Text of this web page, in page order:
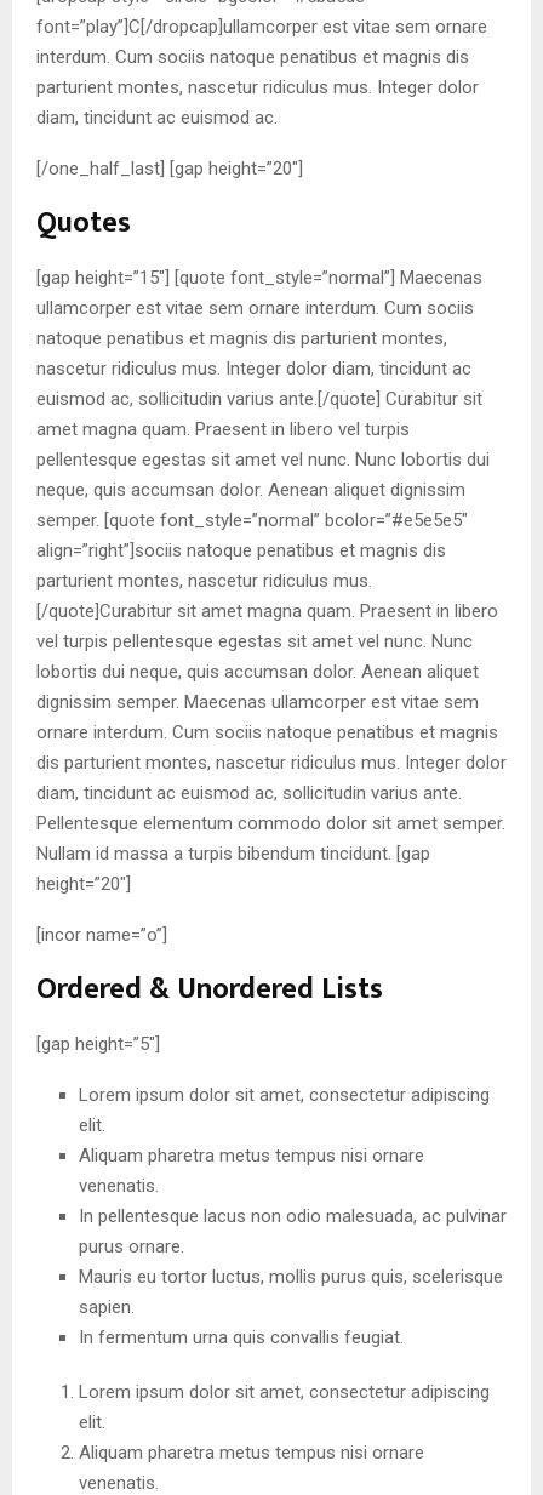
font=”play”]C[/dropcap]ullamcorper est vitae sem ornare
interdum. Cum sociis natoque penatibus et magnis dis
parturient montes, nascetur ridiculus mus. Integer dolor
diam, tincidunt ac euismod ac.
[/one_half_last] [gap height=”20″]
Quotes
[gap height=”15″] [quote font_style=”normal”] Maecenas
ullamcorper est vitae sem ornare interdum. Cum sociis
natoque penatibus et magnis dis parturient montes,
nascetur ridiculus mus. Integer dolor diam, tincidunt ac
euismod ac, sollicitudin varius ante.[/quote] Curabitur sit
amet magna quam. Praesent in libero vel turpis
pellentesque egestas sit amet vel nunc. Nunc lobortis dui
neque, quis accumsan dolor. Aenean aliquet dignissim
semper. [quote font_style=”normal” bcolor=”#e5e5e5″
align=”right”]sociis natoque penatibus et magnis dis
parturient montes, nascetur ridiculus mus.
[/quote]Curabitur sit amet magna quam. Praesent in libero
vel turpis pellentesque egestas sit amet vel nunc. Nunc
lobortis dui neque, quis accumsan dolor. Aenean aliquet
dignissim semper. Maecenas ullamcorper est vitae sem
ornare interdum. Cum sociis natoque penatibus et magnis
dis parturient montes, nascetur ridiculus mus. Integer dolor
diam, tincidunt ac euismod ac, sollicitudin varius ante.
Pellentesque elementum commodo dolor sit amet semper.
Nullam id massa a turpis bibendum tincidunt. [gap
height=”20″]
[incor name=”o”]
Ordered & Unordered Lists
[gap height=”5″]
Lorem ipsum dolor sit amet, consectetur adipiscing
elit.
Aliquam pharetra metus tempus nisi ornare
venenatis.
In pellentesque lacus non odio malesuada, ac pulvinar
purus ornare.
Mauris eu tortor luctus, mollis purus quis, scelerisque
sapien.
In fermentum urna quis convallis feugiat.
Lorem ipsum dolor sit amet, consectetur adipiscing
elit.
Aliquam pharetra metus tempus nisi ornare
venenatis.